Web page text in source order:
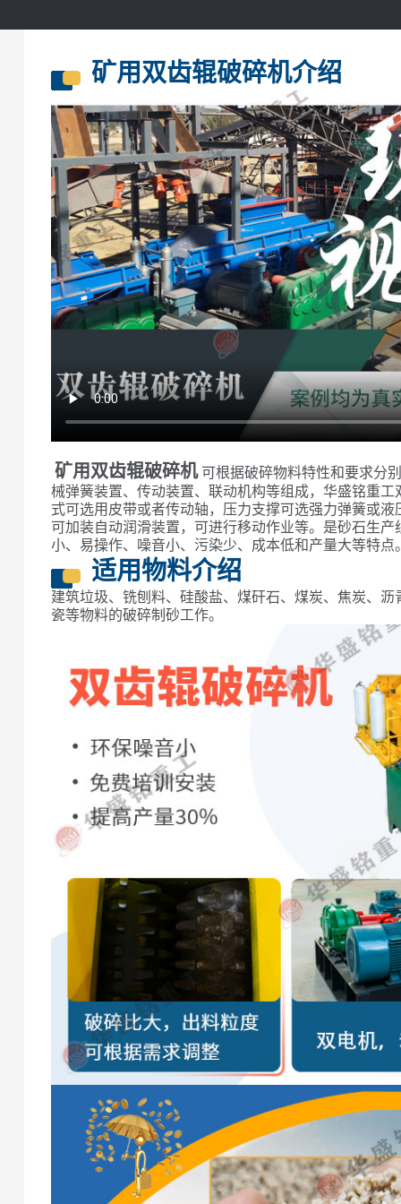
矿用双齿辊破碎机介绍
矿用双齿辊破碎机 可根据破碎物料特性和要求分
械弹簧装置、传动装置、联动机构等组成，华盛铭重
式可选用皮带或者传动轴，压力支撑可选强力弹簧或
可加装自动润滑装置，可进行移动作业等。是砂石生
小、易操作、噪音小、污染少、成本低和产量大等特点
适用物料介绍
建筑垃圾、铣刨料、硅酸盐、煤矸石、煤炭、焦炭、
瓷等物料的破碎制砂工作。